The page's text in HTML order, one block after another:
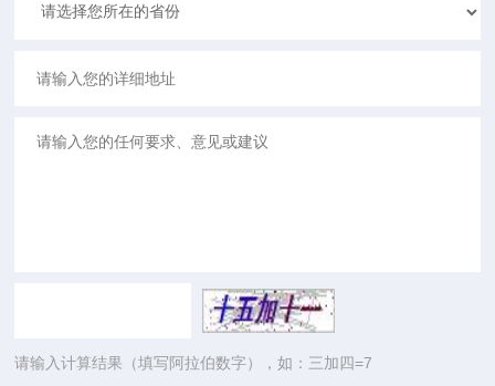
请输入计算结果（填写阿拉伯数字），如：三加四=7